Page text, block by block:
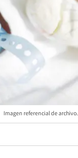
Imagen referencial de archivo.